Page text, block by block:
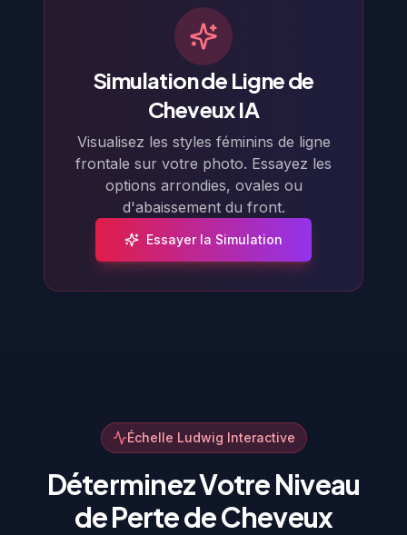
Simulation de Ligne de
Cheveux IA
Visualisez les styles féminins de ligne
frontale sur votre photo. Essayez les
options arrondies, ovales ou
d'abaissement du front.
Essayer la Simulation
Échelle Ludwig Interactive
Déterminez Votre Niveau
de Perte de Cheveux